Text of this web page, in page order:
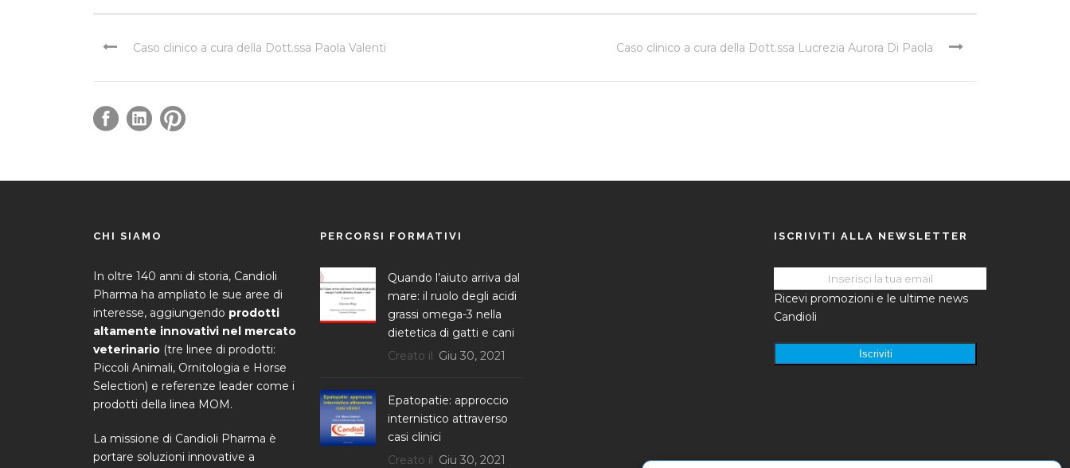
Caso clinico a cura della Dott.ssa Paola Valenti Caso clinico a cura della Dott.ssa Lucrezia Aurora Di Paola
CHI SIAMO
In oltre 140 anni di storia, Candioli
Pharma ha ampliato le sue aree di
interesse, aggiungendo prodotti
altamente innovativi nel mercato
veterinario (tre linee di prodotti:
Piccoli Animali, Ornitologia e Horse
Selection) e referenze leader come i
prodotti della linea MOM.
La missione di Candioli Pharma è
portare soluzioni innovative a
PERCORSI FORMATIVI
Quando l’aiuto arriva dal
mare: il ruolo degli acidi
grassi omega-3 nella
dietetica di gatti e cani
Creato il Giu 30, 2021
Epatopatie: approccio
internistico attraverso
casi clinici
Creato il Giu 30, 2021
ISCRIVITI ALLA NEWSLETTER
Ricevi promozioni e le ultime news
Candioli
Iscriviti